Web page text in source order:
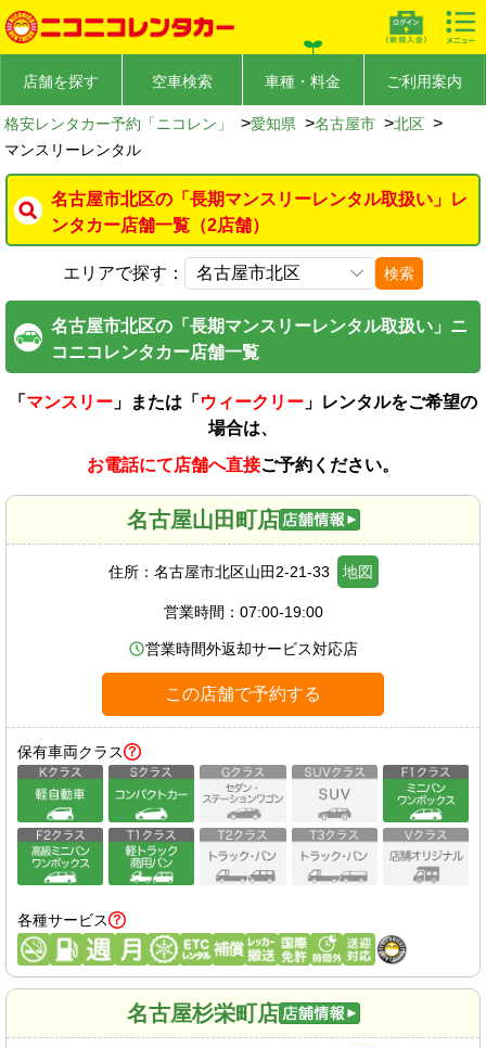
店舗を探す 空車検索 車種・料金 ご利用案内
格安レンタカー予約「ニコレン」 >愛知県 >名古屋市 >北区 >
マンスリーレンタル
名古屋市北区の「長期マンスリーレンタル取扱い」レ
ンタカー店舗一覧（2店舗）
エリアで探す： 検索
名古屋市北区の「長期マンスリーレンタル取扱い」ニ
コニコレンタカー店舗一覧
「 マンスリー 」または「 ウィークリー 」レンタルをご希望の
場合は、
お電話にて店舗へ直接ご予約ください。
名古屋山田町店
住所： 名古屋市北区山田2-21-33 地図
営業時間： 07:00-19:00
営業時間外返却サービス対応店
この店舗で予約する
保有車両クラス
各種サービス
名古屋杉栄町店